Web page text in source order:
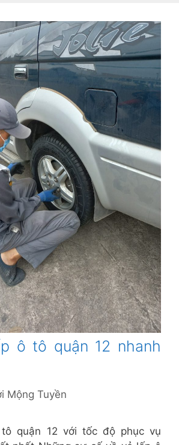
ô tô quận 12 nhanh
Mộng Tuyền
quận 12 với tốc độ phục vụ